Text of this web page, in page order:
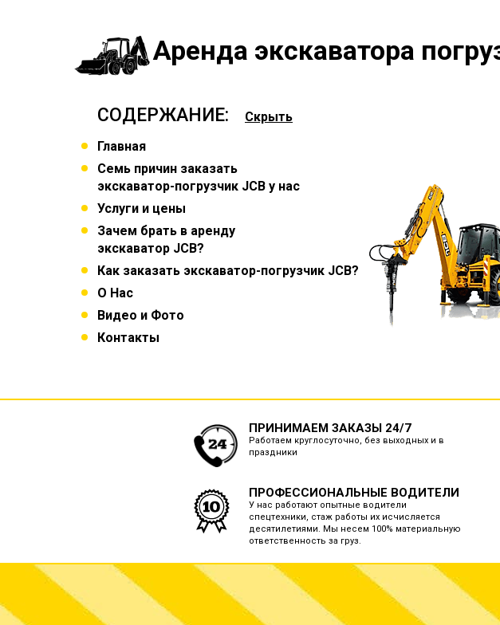
Аренда экскаватора
СОДЕРЖАНИЕ:
Скрыть
Главная
Семь причин заказать
экскаватор-погрузчик JCB у нас
Услуги и цены
Зачем брать в аренду
экскаватор JCB?
Как заказать экскаватор-погрузчик JCB?
О Нас
Видео и Фото
Контакты
ПРИНИМАЕМ ЗАКАЗЫ 24/7
Работаем круглосуточно, без выходных и в
праздники
ПРОФЕССИОНАЛЬНЫЕ ВОДИТЕЛИ
У нас работают опытные водители
спецтехники, стаж работы их исчисляется
десятилетиями. Мы несем 100% материальную
ответственность за груз.